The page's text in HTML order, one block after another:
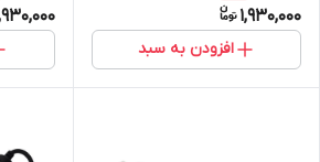
1,930,000
افزودن به سبد